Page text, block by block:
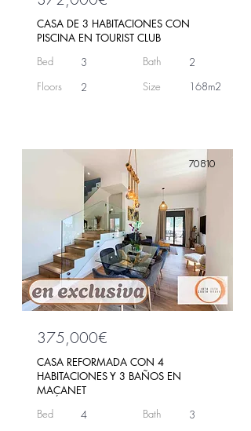
CASA DE 3 HABITACIONES CON
PISCINA EN TOURIST CLUB
Bed
3
Floors
2
Bath
Size
2
168m2
70810
375,000€
CASA REFORMADA CON 4
HABITACIONES Y 3 BAÑOS EN
MAÇANET
Bed
4 Bath 3